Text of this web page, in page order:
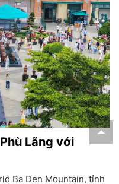
Lãng với
Ba Den Mountain, tỉnh